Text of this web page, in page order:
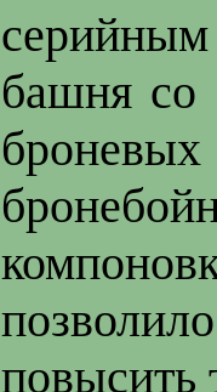
башня со
повысить